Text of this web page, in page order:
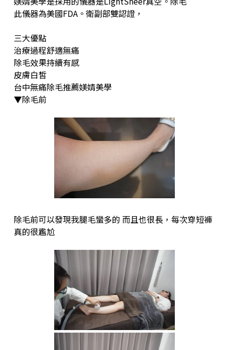
此儀器為美國FDA。衛副部雙認證，
三大優點
治療過程舒適無痛
除毛效果持續有感
皮膚白皙
台中無痛除毛推薦媄婧美學
▼除毛前
除毛前可以發現我腿毛蠻多的 而且也很長，每次穿短褲
真的很尷尬